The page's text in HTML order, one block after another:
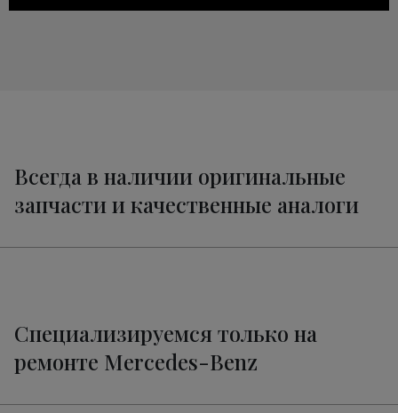
Всегда в наличии оригинальные
запчасти и качественные аналоги
Специализируемся только на
ремонте Mercedes-Benz